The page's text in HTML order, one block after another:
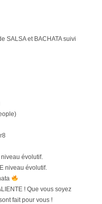
SALSA et BACHATA suivi
évolutif.
niveau évolutif.
! Que vous soyez
fait pour vous !